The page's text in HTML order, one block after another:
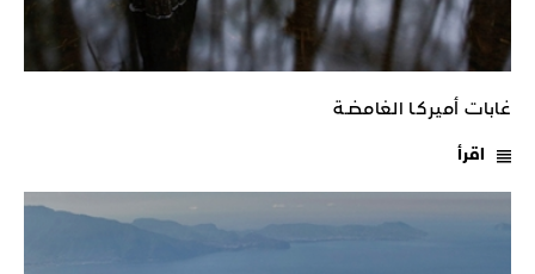
غابات أميركـا الغامضـة
اقرأ